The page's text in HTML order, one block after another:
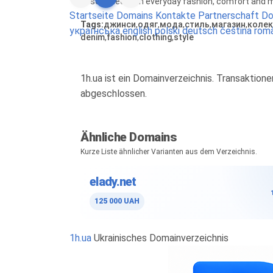
Startseite Domains Kontakte Partnerschaft
українська english polski deutsch čeština
Tags:джинси,одяг,мода,стиль,магазин,
denim,fashion,clothing,style
1h.ua ist ein Domainverzeichnis.
abgeschlossen.
Ähnliche Domains
Kurze Liste ähnlicher Varianten aus dem Verzeichnis.
elady.net
125 000 UAH
1h.ua Ukrainisches Domainverzeichnis